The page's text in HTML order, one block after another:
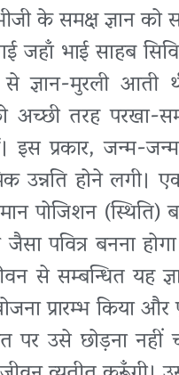
के समक्ष ज्ञान
जहाँ भाई साहब
मुरली आती
अच्छी तरह
प्रकार, जन्म-
होने लगी।
(स्थिति)
पवित्र बनना
से सम्बन्धित यह
प्रारम्भ किया
पर उसे छोड़ना नहीं